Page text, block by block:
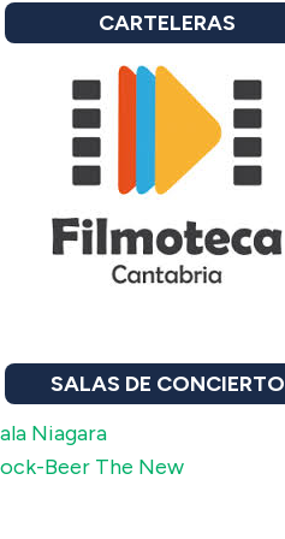
CARTELERAS
SALAS DE CONCIERTO
Niagara
Beer The New